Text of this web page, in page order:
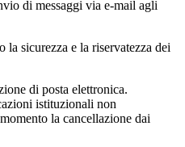
di messaggi via e-mail agli
sicurezza e la riservatezza dei
di posta elettronica.
istituzionali non
la cancellazione dai